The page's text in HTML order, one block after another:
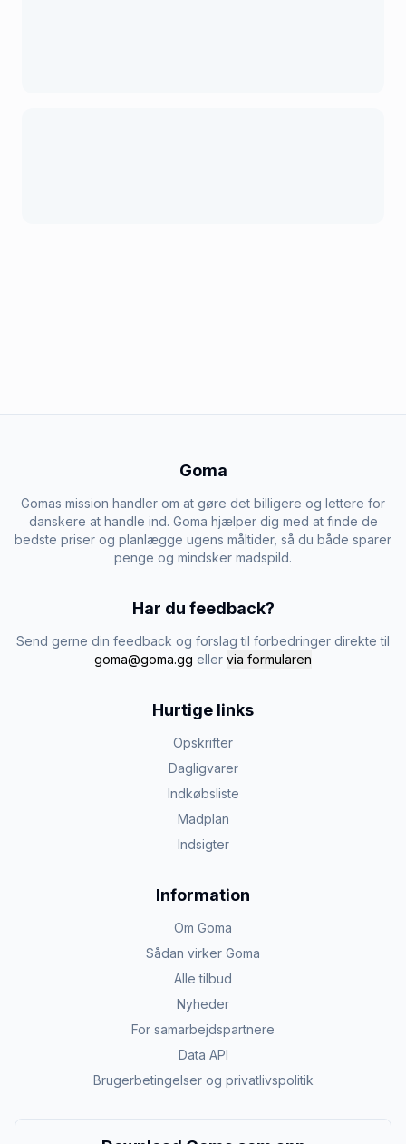
Goma
Gomas mission handler om at gøre det billigere og lettere for
danskere at handle ind. Goma hjælper dig med at finde de
bedste priser og planlægge ugens måltider, så du både sparer
penge og mindsker madspild.
Har du feedback?
Send gerne din feedback og forslag til forbedringer direkte til
goma@goma.gg eller via formularen
Hurtige links
Opskrifter
Dagligvarer
Indkøbsliste
Madplan
Indsigter
Information
Om Goma
Sådan virker Goma
Alle tilbud
Nyheder
For samarbejdspartnere
Data API
Brugerbetingelser og privatlivspolitik